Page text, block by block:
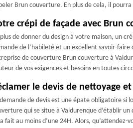
Brun couverture. En plus de cela, il
crépi de façade avec Brun
plus de donner du design à votre maison, un
de l’habileté et un excellent savoir-faire
de couverture Brun couverture à
de vos exigences et besoins en toutes
le devis de nettoyage
de devis est une épate obligatoire si
qui se situe à Valdurenque d’établir
fait au moins d’une 24H. Alors,